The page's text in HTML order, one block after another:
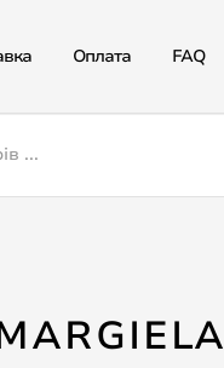
Оплата FAQ